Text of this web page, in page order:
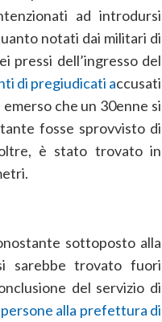
ad introdursi
notati dai militari di
pressi dell’ingresso del
di pregiudicati accusati
che un 30enne si
fosse sprovvisto di
è stato trovato in
sottoposto alla
sarebbe trovato fuori
del servizio di
alla prefettura di